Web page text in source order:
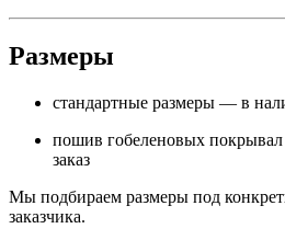
Размеры
стандартные размеры — в
пошив гобеленовых
заказ
Мы подбираем размеры под
заказчика.